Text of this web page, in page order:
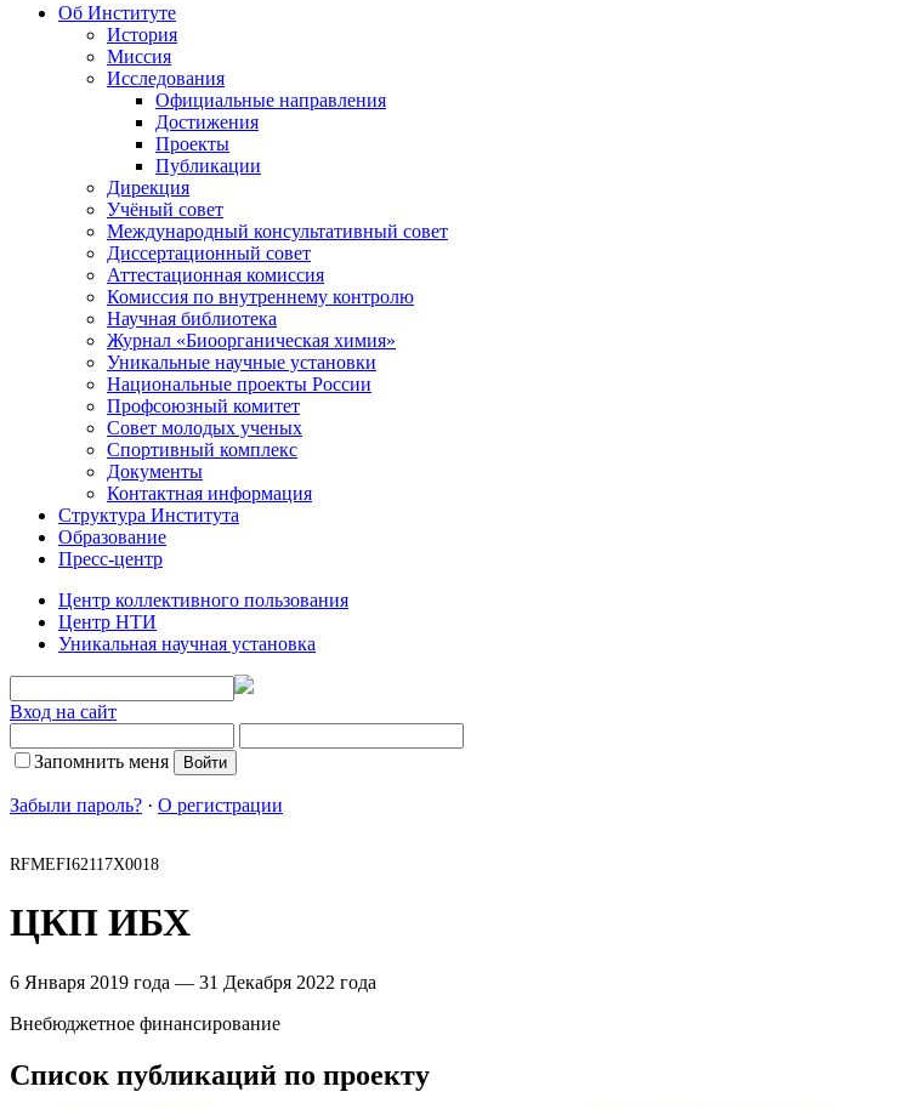
Об Институте
История
Миссия
Исследования
Официальные направления
Достижения
Проекты
Публикации
Дирекция
Учёный совет
Международный консультативный совет
Диссертационный совет
Аттестационная комиссия
Комиссия по внутреннему контролю
Научная библиотека
Журнал «Биоорганическая химия»
Уникальные научные установки
Национальные проекты России
Профсоюзный комитет
Совет молодых ученых
Спортивный комплекс
Документы
Контактная информация
Структура Института
Образование
Пресс-центр
Центр коллективного пользования
Центр НТИ
Уникальная научная установка
Вход на сайт
Запомнить меня
Забыли пароль? · О регистрации
RFMEFI62117X0018
ЦКП ИБХ
6 Января 2019 года — 31 Декабря 2022 года
Внебюджетное финансирование
Список публикаций по проекту